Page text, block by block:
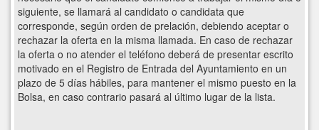
siguiente, se llamará al candidato o candidata que
corresponde, según orden de prelación, debiendo aceptar o
rechazar la oferta en la misma llamada. En caso de rechazar
la oferta o no atender el teléfono deberá de presentar escrito
motivado en el Registro de Entrada del Ayuntamiento en un
plazo de 5 días hábiles, para mantener el mismo puesto en la
Bolsa, en caso contrario pasará al último lugar de la lista.